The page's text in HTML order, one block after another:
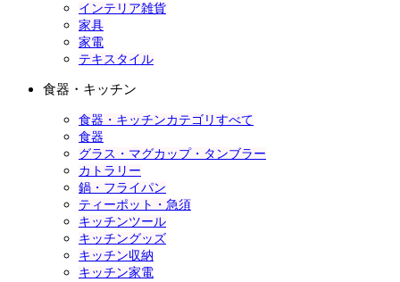
インテリア雑貨
家具
家電
テキスタイル
食器・キッチン
食器・キッチンカテゴリすべて
食器
グラス・マグカップ・タンブラー
カトラリー
鍋・フライパン
ティーポット・急須
キッチンツール
キッチングッズ
キッチン収納
キッチン家電